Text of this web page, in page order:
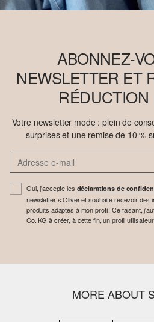
ABONNEZ-
NEWSLETTER ET
RÉDUCTION
Votre newsletter mode : plein de
surprises et une remise de 10 %
Oui, j'accepte les déclarations de
newsletter s.Oliver et souhaite recevoir des
produits adaptés à mon profil. Ce faisant,
Co. KG à créer, à cette fin, un profil
MORE ABOUT